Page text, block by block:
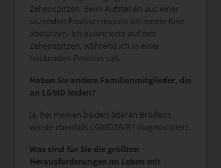
Zehenspitzen. Beim Aufstehen aus einer
sitzenden Position musste ich meine Knie
abstützen. Ich balancierte auf den
Zehenspitzen, während ich in einer
hockenden Position saß.
Haben Sie andere Familienmitglieder, die
an LGMD leiden?
Ja, bei meinen beiden älteren Brüdern
wurde ebenfalls LGMD2A/R1 diagnostiziert.
Was sind für Sie die größten
Herausforderungen im Leben mit